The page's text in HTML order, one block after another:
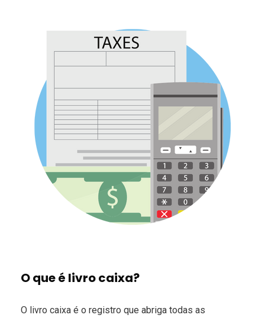
O que é livro caixa?
O livro caixa é o registro que abriga todas as